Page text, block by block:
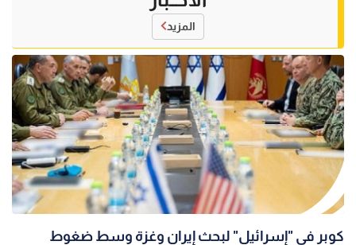
المزيد
كوبر في "إسرائيل" لبحث إيران وغزة وسط ضغوط